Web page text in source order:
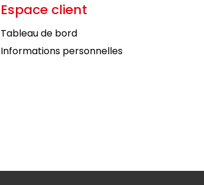
Espace client
Tableau de bord
Informations personnelles